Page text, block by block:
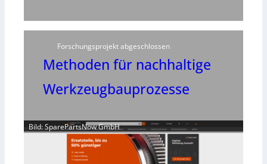
Forschungsprojekt abgeschlossen
Methoden für nachhaltige
Werkzeugbauprozesse
Bild: SparePartsNow GmbH